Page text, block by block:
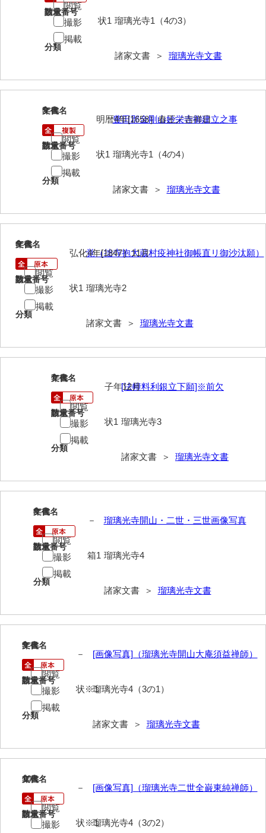
内海家文書
宇野家文書
梅村明文書
浦家文書
江浪家文書
惠本家文書
大田家文書
大谷家文書
大中家文書（神奈川県）
岡家文書（福栄村）
岡家文書（周南市）
岡田家文書（徳地町）
岡田家文書（萩市）
岡本家文書（島根県）
岡本家文書（周防大島町）
小川家文書
小川五郎収集史料
小沢家文書（阿東町）
小田家文書（柳井市金屋）
小野家文書
請求番号
瑠璃光寺1（4の3）
分類
諸家文書 ＞ 瑠璃光寺文書
数量
状1
閲覧
撮影
掲載
5
文書名
豊田郡金剛山妙栄寺御建立之事
請求番号
瑠璃光寺1（4の4）
分類
諸家文書 ＞ 瑠璃光寺文書
年代
明暦4年[1658］春王／吉祥日
数量
状1
閲覧
撮影
掲載
6
文書名
覚（拙寺抱大蔵村疫神社御帳直リ御沙汰願）
請求番号
瑠璃光寺2
分類
諸家文書 ＞ 瑠璃光寺文書
年代
弘化4年[1847］11月
数量
状1
閲覧
撮影
掲載
7
文書名
[法幢料利銀立下願]※前欠
請求番号
瑠璃光寺3
分類
諸家文書 ＞ 瑠璃光寺文書
年代
子年12月
数量
状1
閲覧
撮影
掲載
8
文書名
瑠璃光寺開山・二世・三世画像写真
請求番号
瑠璃光寺4
分類
諸家文書 ＞ 瑠璃光寺文書
年代
－
数量
箱1
閲覧
撮影
掲載
9
文書名
[画像写真]（瑠璃光寺開山大庵須益禅師）
請求番号
瑠璃光寺4（3の1）
分類
諸家文書 ＞ 瑠璃光寺文書
年代
－
数量
状※1
閲覧
撮影
掲載
10
文書名
[画像写真]（瑠璃光寺二世全巌東純禅師）
請求番号
瑠璃光寺4（3の2）
年代
－
数量
状※1
閲覧
撮影